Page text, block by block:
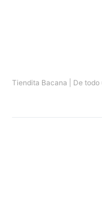
Tiendita Bacana | De